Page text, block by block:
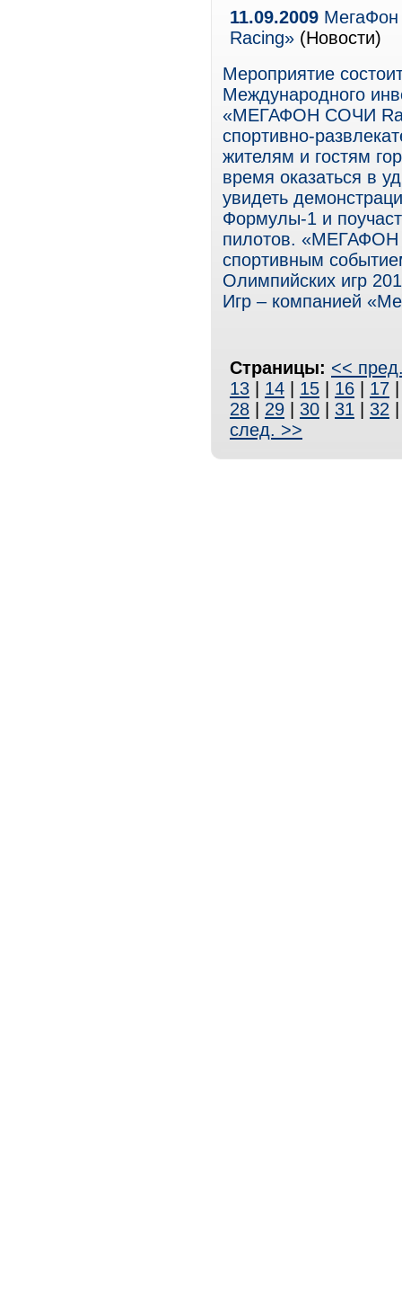
11.09.2009 МегаФон
Racing» (Новости)
Мероприятие
Международного
«МЕГАФОН СОЧИ
спортивно-
жителям и гостям
время оказаться в
увидеть
Формулы-1 и
пилотов. «МЕГАФОН
спортивным
Олимпийских игр
Игр – компанией
Страницы: <<
13
14 15 16 17
28
29 30 31 32
след. >>